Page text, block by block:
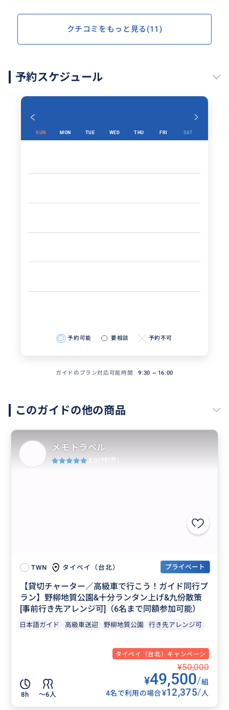
クチコミをもっと見る(11)
予約スケジュール
SUN MON TUE WED THU FRI SAT
予約可能 要相談 予約不可
ガイドのプラン対応可能時間 9:30 ~ 16:00
このガイドの他の商品
TWN タイペイ（台北） プライベート
【貸切チャーター／高級車で行こう！ガイド同行プ
ラン】野柳地質公園&十分ランタン上げ&九份散策
[事前行き先アレンジ可]（6名まで同額参加可能）
日本語ガイド 高級車送迎 野柳地質公園 行き先アレンジ可
タイペイ（台北）キャンペーン
8h 〜6人
¥50,000
¥49,500/組
4名で利用の場合¥12,375/人
メモトラベル
5.0 (987件)